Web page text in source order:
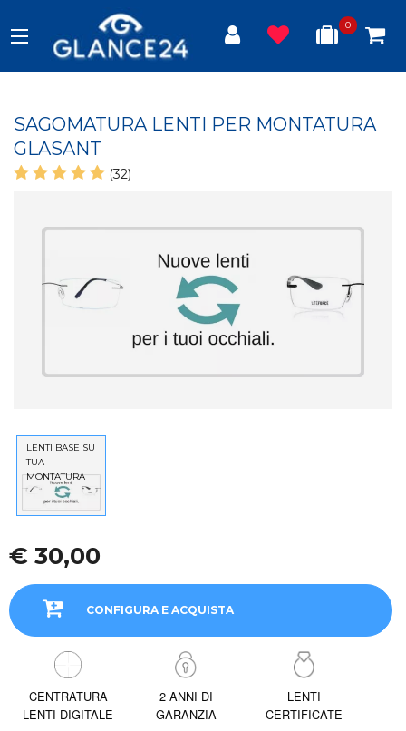
0
SAGOMATURA LENTI PER MONTATURA
GLASANT
(32)
LENTI BASE SU
TUA
MONTATURA
€ 30,00
CONFIGURA E ACQUISTA
CENTRATURA
LENTI DIGITALE
2 ANNI DI
GARANZIA
LENTI
CERTIFICATE